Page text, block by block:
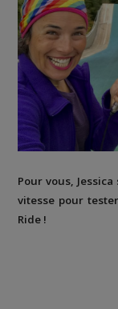
Pour vous,
vitesse pour
Ride !